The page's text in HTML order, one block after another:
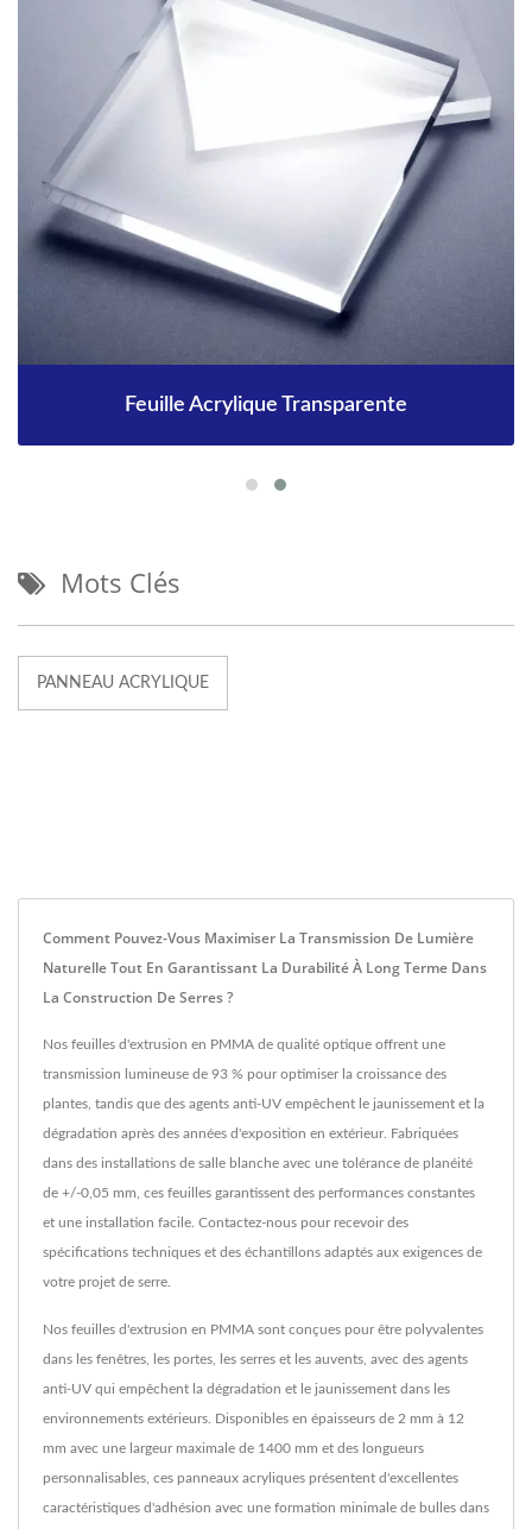
Feuille Acrylique Transparente
Mots Clés
PANNEAU ACRYLIQUE
Comment Pouvez-Vous Maximiser La Transmission De Lumière
Naturelle Tout En Garantissant La Durabilité À Long Terme Dans
La Construction De Serres ?
Nos feuilles d'extrusion en PMMA de qualité optique offrent une
transmission lumineuse de 93 % pour optimiser la croissance des
plantes, tandis que des agents anti-UV empêchent le jaunissement et la
dégradation après des années d'exposition en extérieur. Fabriquées
dans des installations de salle blanche avec une tolérance de planéité
de +/-0,05 mm, ces feuilles garantissent des performances constantes
et une installation facile. Contactez-nous pour recevoir des
spécifications techniques et des échantillons adaptés aux exigences de
votre projet de serre.
Nos feuilles d'extrusion en PMMA sont conçues pour être polyvalentes
dans les fenêtres, les portes, les serres et les auvents, avec des agents
anti-UV qui empêchent la dégradation et le jaunissement dans les
environnements extérieurs. Disponibles en épaisseurs de 2 mm à 12
mm avec une largeur maximale de 1400 mm et des longueurs
personnalisables, ces panneaux acryliques présentent d'excellentes
caractéristiques d'adhésion avec une formation minimale de bulles dans